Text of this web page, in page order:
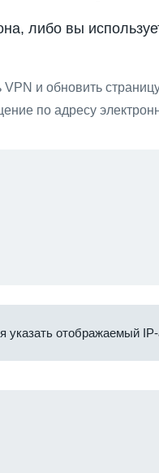
либо вы
и обновить
по адресу
отображаемый